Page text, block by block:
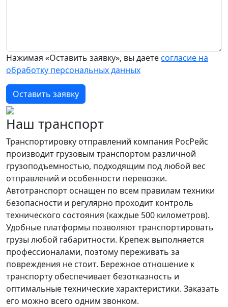
Нажимая «Оставить заявку», вы даетесогласие на
обработку персональных данных
Оставить заявку
Наш транспорт
Транспортировку отправлений компания РосРейс
производит грузовым транспортом различной
грузоподъемностью, подходящим под любой вес
отправлений и особенности перевозки.
Автотранспорт оснащен по всем правилам техники
безопасности и регулярно проходит контроль
технического состояния (каждые 500 километров).
Удобные платформы позволяют транспортировать
грузы любой габаритности. Крепеж выполняется
профессионалами, поэтому переживать за
повреждения не стоит. Бережное отношение к
транспорту обеспечивает безотказность и
оптимальные технические характеристики. Заказать
его можно всего одним звонком.